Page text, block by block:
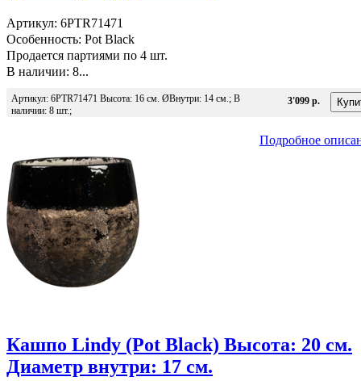
Артикул: 6PTR71471
Особенность: Pot Black
Продается партиями по 4 шт.
В наличии: 8...
Артикул: 6PTR71471 Высота: 16 см. ØВнутри: 14 см.; В
наличии: 8 шт.;
3'099 р.
Подробное
Кашпо Lindy (Pot Black) Высота: 20 см.
Диаметр внутри: 17 см.